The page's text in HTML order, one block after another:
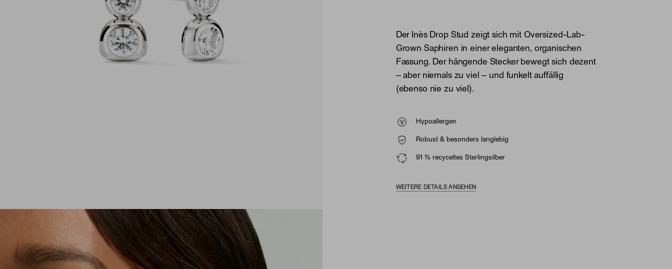
Der Inès Drop Stud zeigt sich mit Oversized-Lab-
Grown Saphiren in einer eleganten, organischen
Fassung. Der hängende Stecker bewegt sich dezent
– aber niemals zu viel – und funkelt auffällig
(ebenso nie zu viel).
Hypoallergen
Robust & besonders langlebig
91 % recyceltes Sterlingsilber
WEITERE DETAILS ANSEHEN